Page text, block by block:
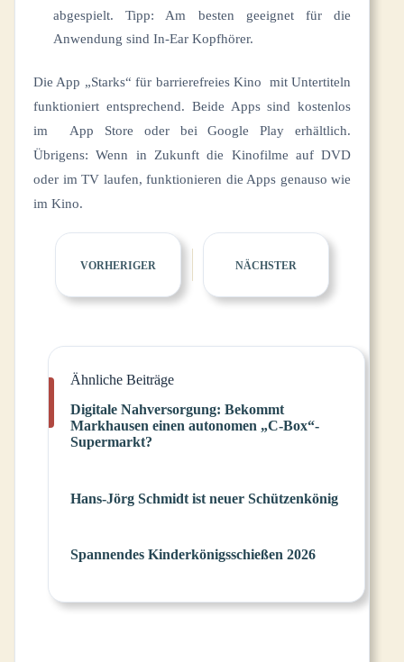
abgespielt. Tipp: Am besten geeignet für die
Anwendung sind In-Ear Kopfhörer.
Die App „Starks“ für barrierefreies Kino mit Untertiteln
funktioniert entsprechend. Beide Apps sind kostenlos
im App Store oder bei Google Play erhältlich.
Übrigens: Wenn in Zukunft die Kinofilme auf DVD
oder im TV laufen, funktionieren die Apps genauso wie
im Kino.
VORHERIGER NÄCHSTER
Ähnliche Beiträge
Digitale Nahversorgung: Bekommt
Markhausen einen autonomen „C-Box“-
Supermarkt?
Hans-Jörg Schmidt ist neuer Schützenkönig
Spannendes Kinderkönigsschießen 2026